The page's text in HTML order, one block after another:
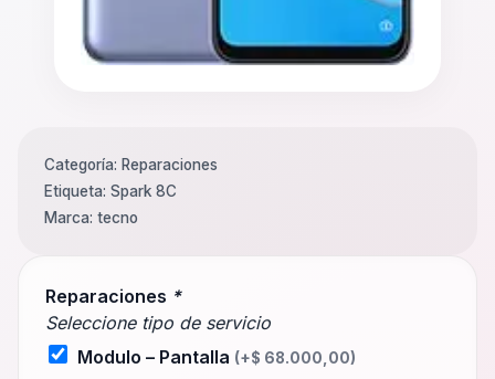
Reparaciones *
Seleccione tipo de servicio
Modulo – Pantalla (+$ 68.000,00)
Categoría: Reparaciones
Etiqueta: Spark 8C
Marca: tecno